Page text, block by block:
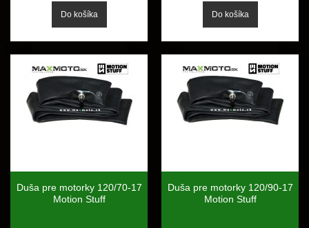
Duša pre motorky 120/70-17
Motion Stuff
Duša pre motorky 120/90-17
Motion Stuff